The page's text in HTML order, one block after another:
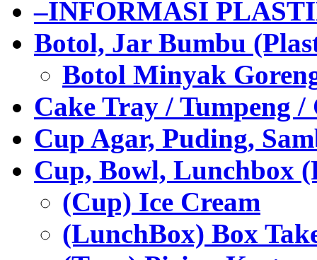
–INFORMASI
Botol, Jar Bumbu
Botol Minyak
Cake Tray / Tumpeng /
Cup Agar, Puding,
Cup, Bowl, Lunchbox
(Cup) Ice Cream
(LunchBox) Box